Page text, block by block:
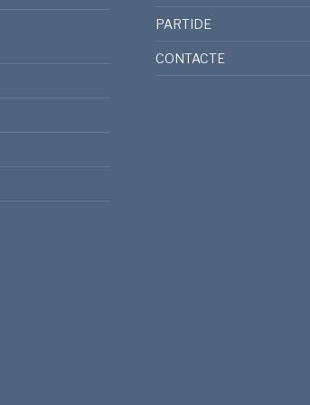
PARTIDE
CONTACTE